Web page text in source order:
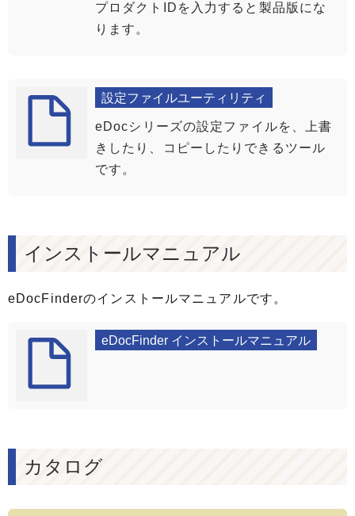
プロダクトIDを入力すると製品版にな
ります。
設定ファイルユーティリティ
eDocシリーズの設定ファイルを、上書
きしたり、コピーしたりできるツール
です。
インストールマニュアル
eDocFinderのインストールマニュアルです。
eDocFinder インストールマニュアル
カタログ